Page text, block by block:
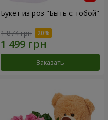
Букет из роз "Быть с тобой"
1 874 грн
Заказать